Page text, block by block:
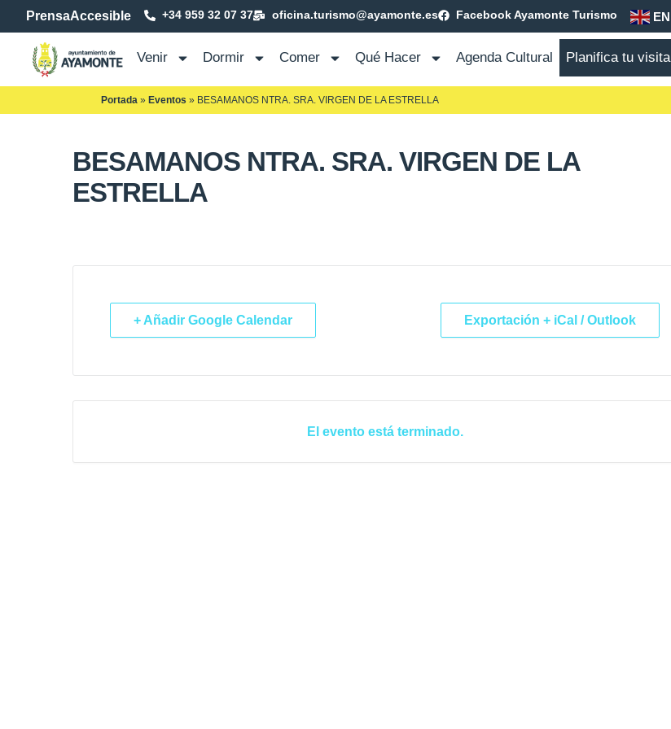
PrensaAccesible +34 959 32 07 37 oficina.turismo@ayamonte.es Facebook Ayamonte Turismo EN
Venir Dormir Comer Qué Hacer Agenda Cultural Planifica tu visita
Portada » Eventos » BESAMANOS NTRA. SRA. VIRGEN DE LA ESTRELLA
BESAMANOS NTRA. SRA. VIRGEN DE LA
ESTRELLA
+ Añadir Google Calendar Exportación + iCal / Outlook
El evento está terminado.